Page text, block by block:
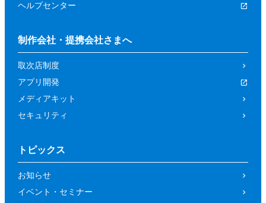
ヘルプセンター
制作会社・提携会社さまへ
取次店制度
アプリ開発
メディアキット
セキュリティ
トピックス
お知らせ
イベント・セミナー